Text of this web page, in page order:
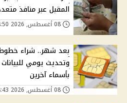
المقبل عبر منافذ
بعد شهر.. شراء
وتحديث يومي
بأسماء آخرين